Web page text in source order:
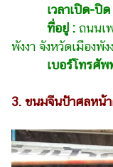
เวลาเปิด-ปิด
ที่อยู่ : ถนนเ
พังงา จังหวัดเมืองพัง
เบอร์โทรศัพ
3. ขนมจีนป้าศลหน้า